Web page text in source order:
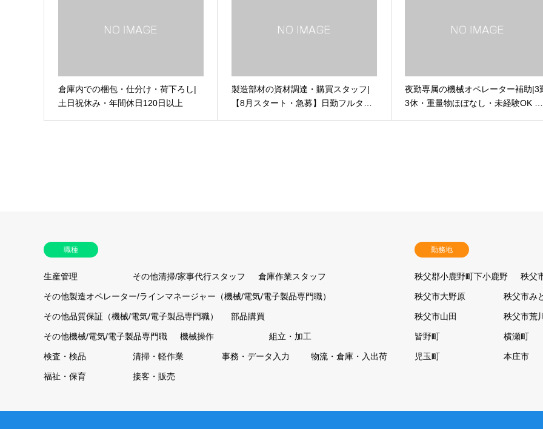
倉庫内での梱包・仕分け・荷下ろし|
土日祝休み・年間休日120日以上
製造部材の資材調達・購買スタッフ|
【8月スタート・急募】日勤フルタ…
夜勤専属の機械オペレーター補助|3
3休・重量物ほぼなし・未経験OK …
職種
生産管理 その他清掃/家事代行スタッフ 倉庫作業スタッフ
その他製造オペレーター/ラインマネージャー（機械/電気/電子製品専門職）
その他品質保証（機械/電気/電子製品専門職） 部品購買
その他機械/電気/電子製品専門職 機械操作 組立・加工
検査・検品 清掃・軽作業 事務・データ入力 物流・倉庫・入出荷
福祉・保育 接客・販売
勤務地
秩父郡小鹿野町下小鹿野 秩父
秩父市大野原 秩父市み
秩父市山田 秩父市荒
皆野町 横瀬町
児玉町 本庄市